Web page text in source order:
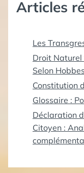
Articles
Les
Droit Naturel
Selon Hobbes
Constitution
Glossaire :
Déclaration
Citoyen :